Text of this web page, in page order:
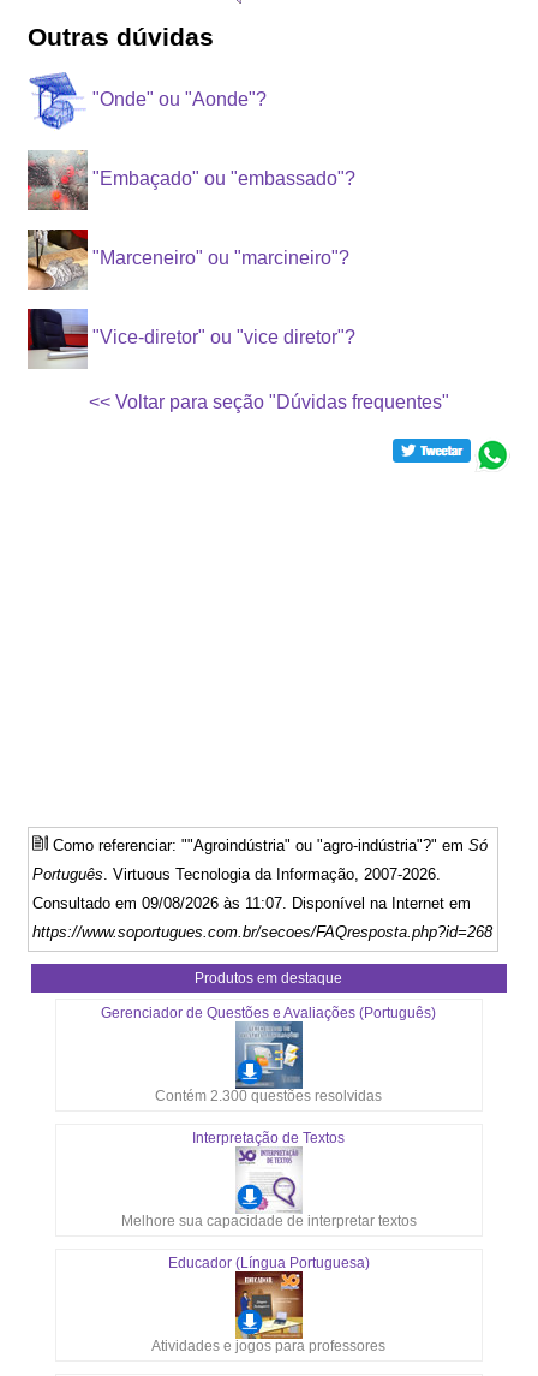
Outras dúvidas
"Onde" ou "Aonde"?
"Embaçado" ou "embassado"?
"Marceneiro" ou "marcineiro"?
"Vice-diretor" ou "vice diretor"?
<< Voltar para seção "Dúvidas frequentes"
Como referenciar: ""Agroindústria" ou "agro-indústria"?" emSó
Português . Virtuous Tecnologia da Informação, 2007-2026.
Consultado em 09/08/2026 às 11:07. Disponível na Internet em
https://www.soportugues.com.br/secoes/FAQresposta.php?id=268
Produtos em destaque
Gerenciador de Questões e Avaliações (Português)
Contém 2.300 questões resolvidas
Interpretação de Textos
Melhore sua capacidade de interpretar textos
Educador (Língua Portuguesa)
Atividades e jogos para professores